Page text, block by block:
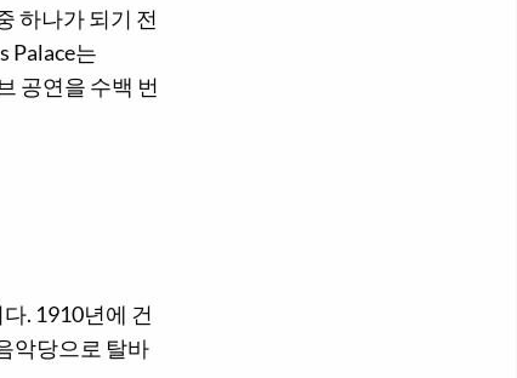
하나가 되기 전
Palace는
공연을 수백 번
. 1910년에 건
악당으로 탈바